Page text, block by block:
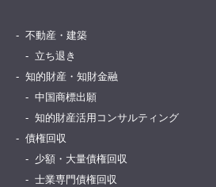
不動産・建築
立ち退き
知的財産・知財金融
中国商標出願
知的財産活用コンサルティング
債権回収
少額・大量債権回収
士業専門債権回収